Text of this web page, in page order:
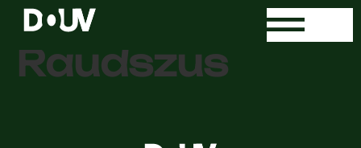
Dr. med. Mirko
Raudszus